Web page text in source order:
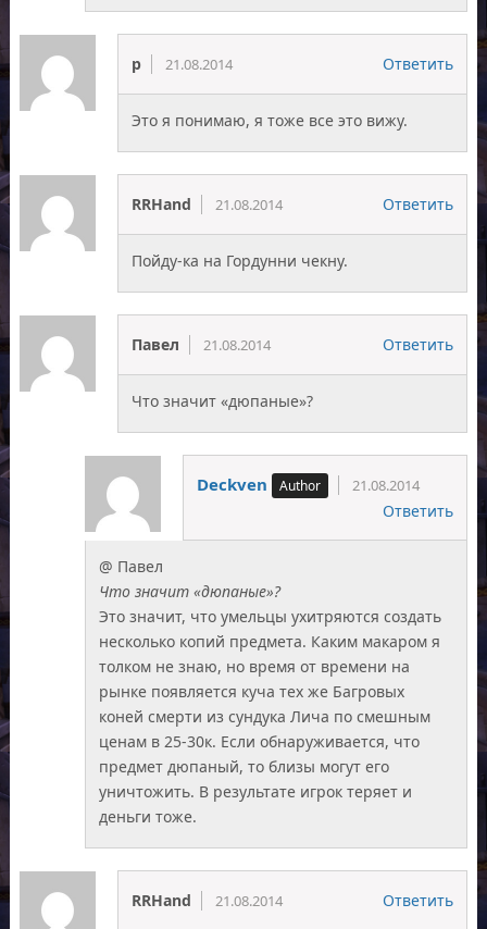
p 21.08.2014 Ответить
Это я понимаю, я тоже все это вижу.
RRHand 21.08.2014 Ответить
Пойду-ка на Гордунни чекну.
Павел 21.08.2014 Ответить
Что значит «дюпаные»?
Deckven 21.08.2014
Ответить
@ Павел
Что значит «дюпаные»?
Это значит, что умельцы ухитряются создать
несколько копий предмета. Каким макаром я
толком не знаю, но время от времени на
рынке появляется куча тех же Багровых
коней смерти из сундука Лича по смешным
ценам в 25-30к. Если обнаруживается, что
предмет дюпаный, то близы могут его
уничтожить. В результате игрок теряет и
деньги тоже.
RRHand 21.08.2014 Ответить